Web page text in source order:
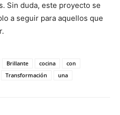
Sin duda, este proyecto se
a seguir para aquellos que
Brillante cocina
con
Transformación una